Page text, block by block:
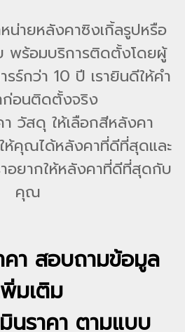
หน่ายหลังคาซิงเกิ้ลรูปหรือ
พร้อมบริการติดตั้งโดยผู้
ร์กว่า 10 ปี เรายินดีให้คำ
ก่อนติดตั้งจริง
วัสดุ ให้เลือกสีหลังคา
ห้คุณได้หลังคาที่ดีที่สุดและ
าอยากให้หลังคาที่ดีที่สุดกับ
คุณ
คา สอบถามข้อมูล
พิ่มเติม
มินราคา ตามแบบ